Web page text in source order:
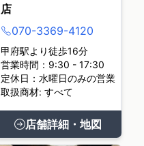
店
070-3369-4120
甲府駅より徒歩16分
営業時間：9:30 - 17:30
定休日：水曜日のみの営業
取扱商材: すべて
店舗詳細・地図